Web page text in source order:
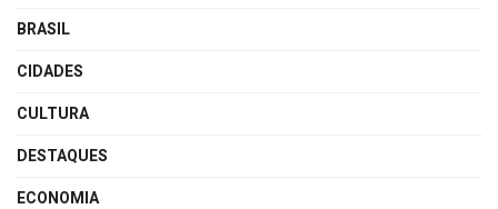
BRASIL
CIDADES
CULTURA
DESTAQUES
ECONOMIA